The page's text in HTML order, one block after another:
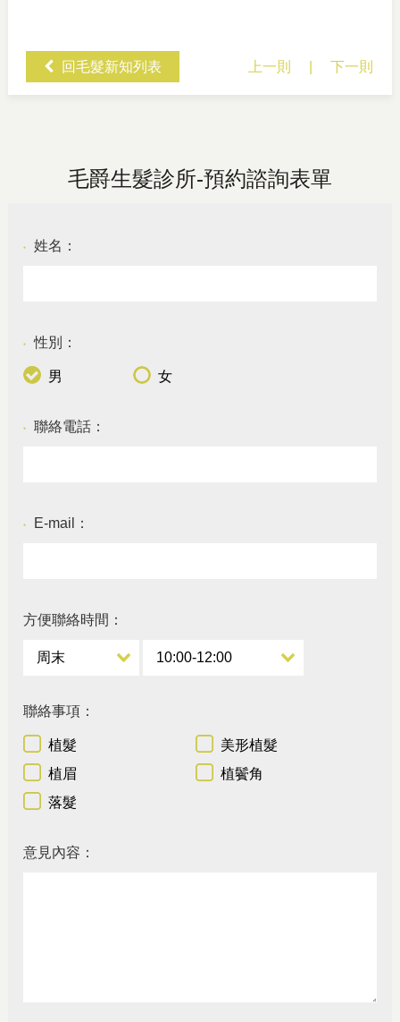
回毛髮新知列表 上一則 |下一則
毛爵生髮診所-預約諮詢表單
● 姓名：
● 性別：
男 女
● 聯絡電話：
● E-mail：
方便聯絡時間：
聯絡事項：
植髮
美形植髮
植眉
植鬢角
落髮
意見內容：